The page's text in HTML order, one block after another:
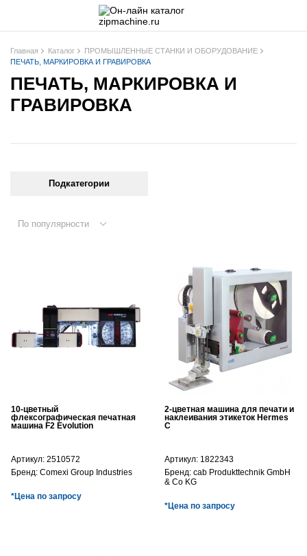
Главная Каталог
ПРОМЫШЛЕННЫЕ СТАНКИ И ОБОРУДОВАНИЕ
ПЕЧАТЬ, МАРКИРОВКА И ГРАВИРОВКА
ПЕЧАТЬ, МАРКИРОВКА И
ГРАВИРОВКА
Подкатегории
По популярности
10-цветный
флексографическая печатная
машина F2 Evolution
Артикул: 2510572
Бренд: Comexi Group Industries
*Цена по запросу
2-цветная машина для печати и
наклеивания этикеток Hermes
C
Артикул: 1822343
Бренд: cab Produkttechnik GmbH
& Co KG
*Цена по запросу